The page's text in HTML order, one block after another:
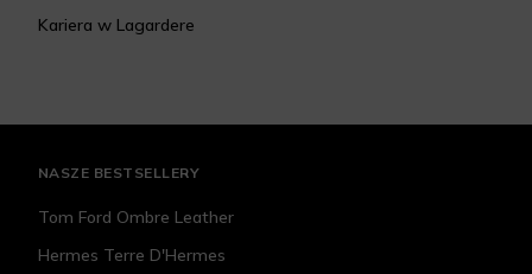
Kariera w Lagardere
NASZE BESTSELLERY
Tom Ford Ombre Leather
Hermes Terre D'Hermes